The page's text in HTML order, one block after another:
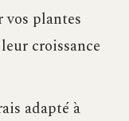
plantes
croissance
adapté à